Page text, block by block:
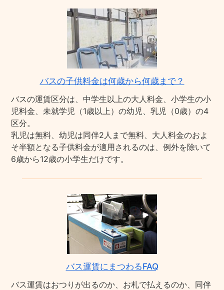
バスの子供料金は何歳から何歳まで？
バスの運賃区分は、中学生以上の大人料金、小学生の小
児料金、未就学児（1歳以上）の幼児、乳児（0歳）の4
区分。
乳児は無料、幼児は同伴2人まで無料、大人料金のおよ
そ半額となる子供料金が適用されるのは、例外を除いて
6歳から12歳の小学生だけです。
バス運賃にまつわるFAQ
バス運賃はおつりが出るのか、お札で払えるのか、同伴